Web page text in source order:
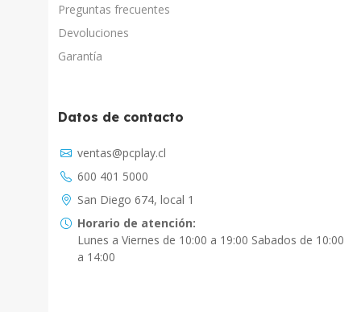
Preguntas frecuentes
Devoluciones
Garantía
Datos de contacto
ventas@pcplay.cl
600 401 5000
San Diego 674, local 1
Horario de atención:
Lunes a Viernes de 10:00 a 19:00 Sabados de 10:00
a 14:00
Chat con IA
PcPlay Santiago / Web
Hola soy Freddy, en que puedo ayudarte...
PcPlay Santiago / Tienda